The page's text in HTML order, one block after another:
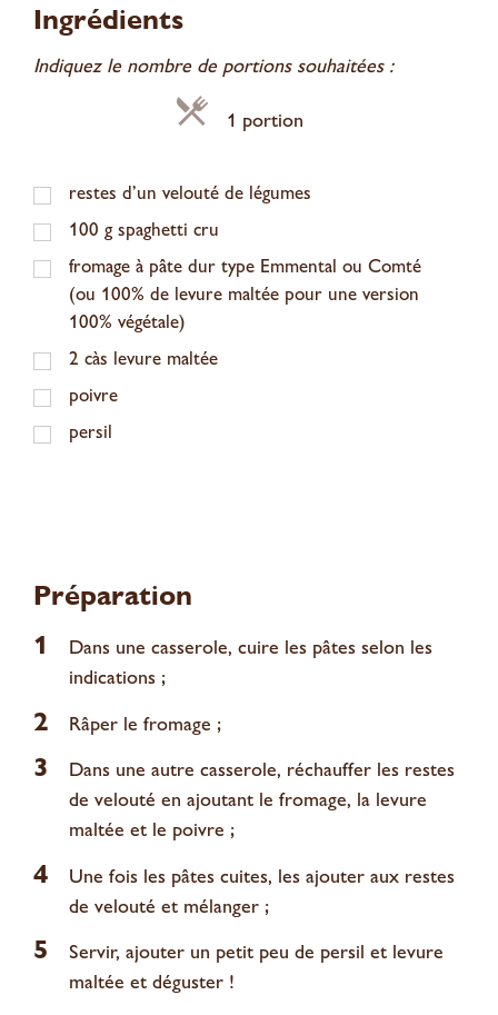
Ingrédients
Indiquez le nombre de portions souhaitées :
1 portion
restes d’un velouté de légumes
100 g spaghetti cru
fromage à pâte dur type Emmental ou Comté
(ou 100% de levure maltée pour une version
100% végétale)
2 càs levure maltée
poivre
persil
Préparation
1
Dans une casserole, cuire les pâtes selon les
indications ;
2 Râper le fromage ;
3
Dans une autre casserole, réchauffer les restes
de velouté en ajoutant le fromage, la levure
maltée et le poivre ;
4
Une fois les pâtes cuites, les ajouter aux restes
de velouté et mélanger ;
5
Servir, ajouter un petit peu de persil et levure
maltée et déguster !